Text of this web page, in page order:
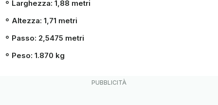
Larghezza: 1,88 metri
Altezza: 1,71 metri
Passo: 2,5475 metri
Peso: 1.870 kg